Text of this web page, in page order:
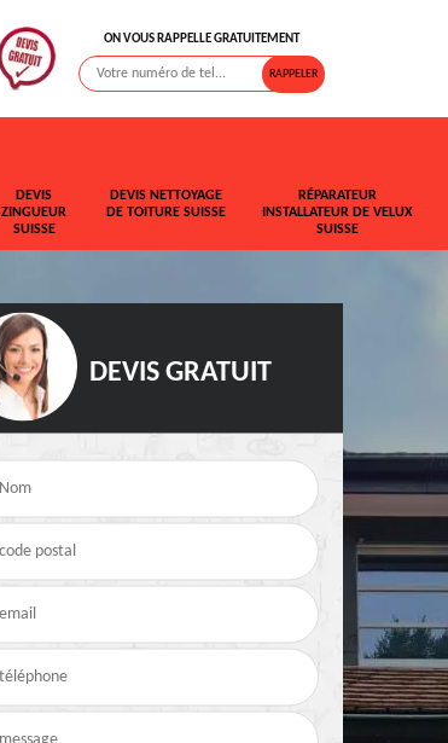
ON VOUS RAPPELLE GRATUITEMENT
DEVIS
ZINGUEUR
SUISSE
DEVIS NETTOYAGE
DE TOITURE SUISSE
RÉPARATEUR
INSTALLATEUR DE VELUX
SUISSE
Rehaussement de
Devis fuite de toiture
Suisse
DEVIS GRATUIT